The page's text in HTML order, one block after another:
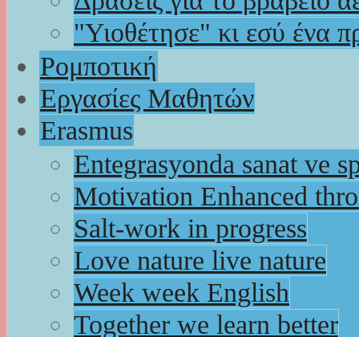
"Υιοθέτησε" κι εσύ ένα
Ρομποτική
Εργασίες Μαθητών
Erasmus
Entegrasyonda sanat ve
Motivation Enhanced
Salt-work in progress
Love nature live nature
Week week English
Together we learn better